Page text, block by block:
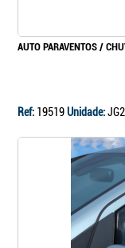
AUTO PARAVENTOS /
Ref: 19519Unidade:JG2